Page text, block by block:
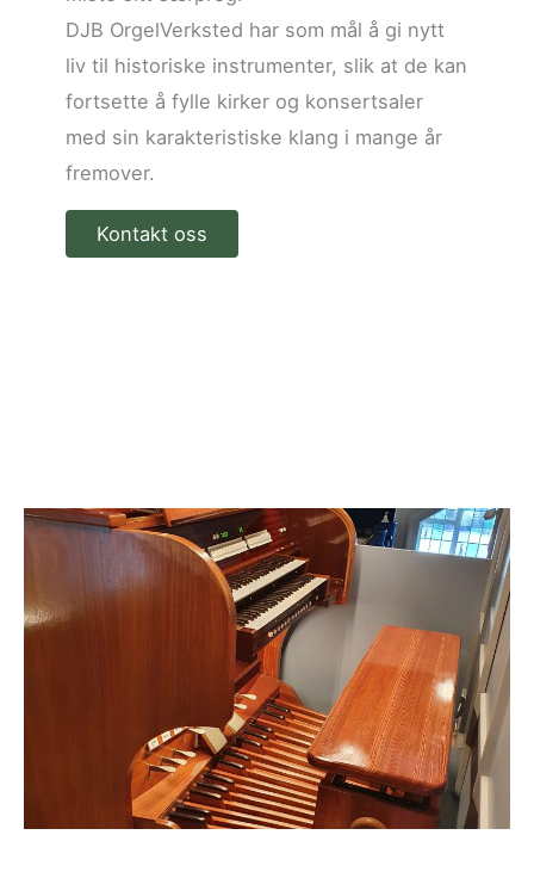
DJB OrgelVerksted har som mål å gi nytt
liv til historiske instrumenter, slik at de kan
fortsette å fylle kirker og konsertsaler
med sin karakteristiske klang i mange år
fremover.
Kontakt oss